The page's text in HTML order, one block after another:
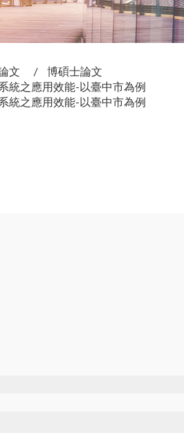
文
博碩士論文
統之應用效能-以臺中市為例
統之應用效能-以臺中市為例